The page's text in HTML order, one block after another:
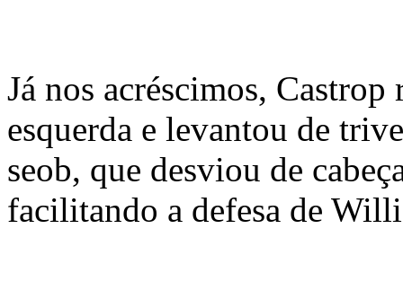
Já nos acréscimos, Castrop
esquerda e levantou de
seob, que desviou de
facilitando a defesa de